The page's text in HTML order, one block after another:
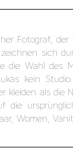
Fotograf,
sich
Wahl des
kein
kleiden als
die
Women,